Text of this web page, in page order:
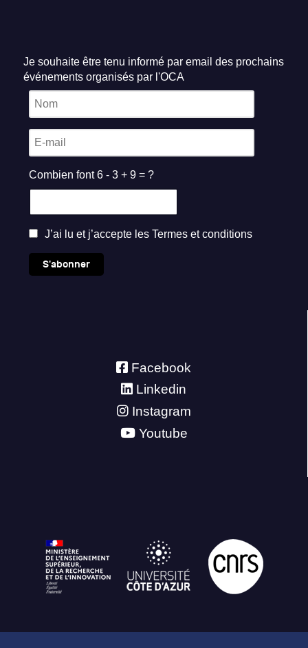
Je souhaite être tenu informé par email des prochains
événements organisés par l'OCA
Combien font 6 - 3 + 9 = ?
J’ai lu et j’accepte les Termes et conditions
S'abonner
Facebook
Linkedin
Instagram
Youtube